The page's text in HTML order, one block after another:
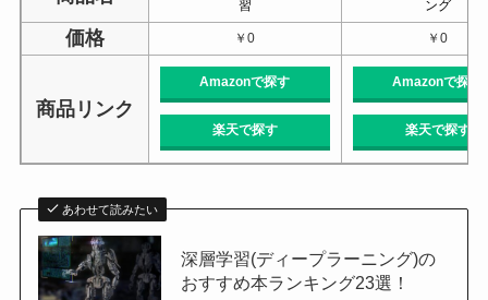
習
ング
価格 ￥0 ￥0
商品リンク
Amazonで探す
楽天で探す
Amazonで探す
楽天で探す
あわせて読みたい
深層学習(ディープラーニング)の
おすすめ本ランキング23選！